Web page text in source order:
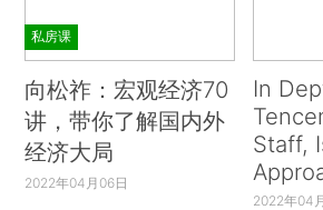
私房课
向松祚：宏观经济70
讲，带你了解国内外
经济大局
2022年04月06日
In
Staff,
2022年04